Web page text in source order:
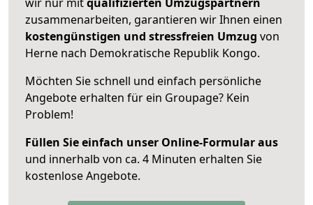
zusammenarbeiten, garantieren wir Ihnen einen
kostengünstigen und stressfreien Umzug von
Herne nach Demokratische Republik Kongo.
Möchten Sie schnell und einfach persönliche
Angebote erhalten für ein Groupage? Kein
Problem!
Füllen Sie einfach unser Online-Formular aus
und innerhalb von ca. 4 Minuten erhalten Sie
kostenlose Angebote.